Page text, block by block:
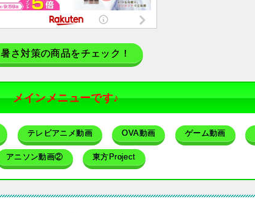
暑さ対策の商品をチェック！
メインメニューです♪
テレビアニメ動画 OVA動画 ゲーム動画
アニソン動画② 東方Project